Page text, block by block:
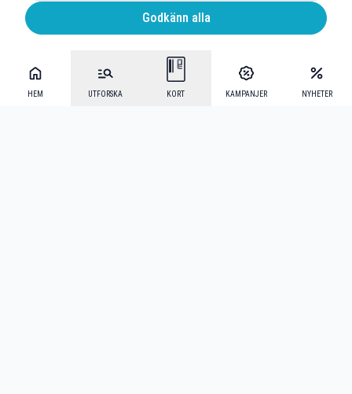
HEM UTFORSKA KORT KAMPANJER NYHETER
Godkänn alla